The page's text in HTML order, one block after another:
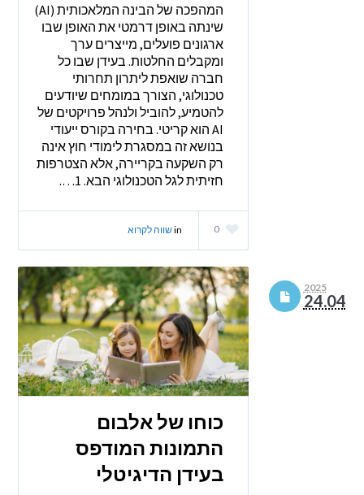
המהפכה של הבינה המלאכותית (AI)
שינתה באופן דרמטי את האופן שבו
ארגונים פועלים, מייצרים ערך
ומקבלים החלטות. בעידן שבו כל
חברה שואפת ליתרון תחרותי
טכנולוגי, הצורך במומחים שיודעים
להטמיע, להוביל ולנהל פרויקטים של
AI הוא קריטי. בחירה בקורס ייעודי
בנושא זה במסגרת לימודי חוץ אינה
רק השקעה בקריירה, אלא הצטרפות
חזיתית לגל הטכנולוגי הבא. 1….
0
inשווה לקרוא
2025
24.04
כוחו של אלבום
התמונות המודפס
בעידן הדיגיטלי